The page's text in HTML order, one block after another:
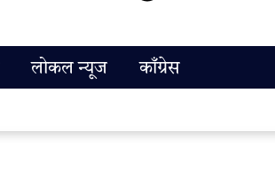
लोकल न्यूज काँग्रेस